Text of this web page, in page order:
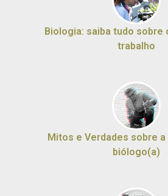
Biologia: saiba tudo sobre
trabalho
Mitos e Verdades sobre
biólogo(a)